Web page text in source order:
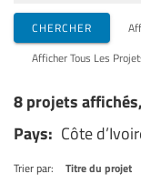
Organisations de mise
Thèmes
CHERCHER
Afficher Tous Les
8 projets
Pays: Côte
Trier par: Titre du projet